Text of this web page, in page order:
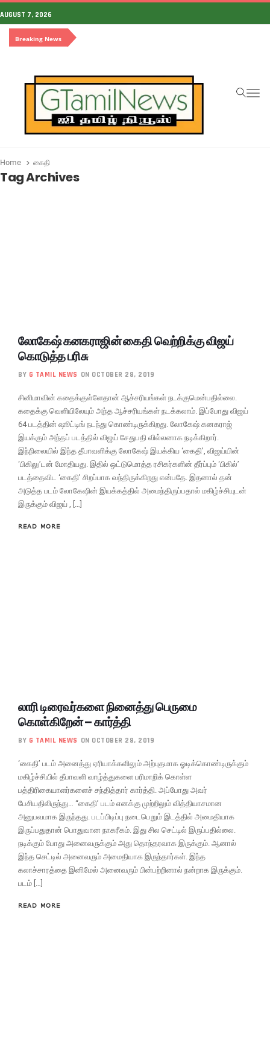
AUGUST 7, 2026
Breaking News
Home கைதி
Tag Archives
லோகேஷ் கனகராஜின் கைதி வெற்றிக்கு விஜய்
கொடுத்த பரிசு
BY G TAMIL NEWS ON OCTOBER 28, 2019
சினிமாவின் கதைக்குள்ளேதான் ஆச்சரியங்கள் நடக்குமென்பதில்லை.
கதைக்கு வெளியிலேயும் அந்த ஆச்சரியங்கள் நடக்கலாம். இப்போது விஜய்
64 படத்தின் ஷூட்டிங் நடந்து கொண்டிருக்கிறது. லோகேஷ் கனகராஜ்
இயக்கும் அந்தப் படத்தில் விஜய் சேதுபதி வில்லனாக நடிக்கிறார்.
இந்நிலையில் இந்த தீபாவளிக்கு லோகேஷ் இயக்கிய ‘கைதி’, விஜய்யின்
‘பிகிலு’டன் மோதியது. இதில் ஒட்டுமொத்த ரசிகர்களின் தீர்ப்பும் ‘பிகில்’
படத்தைவிட ‘கைதி’ சிறப்பாக வந்திருக்கிறது என்பதே. இதனால் தன்
அடுத்த படம் லோகேஷின் இயக்கத்தில் அமைந்திருப்பதால் மகிழ்ச்சியுடன்
இருக்கும் விஜய் , […]
READ MORE
லாரி டிரைவர்களை நினைத்து பெருமை
கொள்கிறேன் – கார்த்தி
BY G TAMIL NEWS ON OCTOBER 28, 2019
‘கைதி’ படம் அனைத்து ஏரியாக்களிலும் அற்புதமாக ஓடிக்கொண்டிருக்கும்
மகிழ்ச்சியில் தீபாவளி வாழ்த்துகளை பரிமாறிக் கொள்ள
பத்திரிகையாளர்களைச் சந்தித்தார் கார்த்தி. அப்போது அவர்
பேசியதிலிருந்து… “கைதி’ படம் எனக்கு முற்றிலும் வித்தியாசமான
அனுபவமாக இருந்தது. படப்பிடிப்பு நடைபெறும் இடத்தில் அமைதியாக
இருப்பதுதான் பொதுவான நாகரீகம். இது சில செட்டில் இருப்பதில்லை.
நடிக்கும் போது அனைவருக்கும் அது தொந்தரவாக இருக்கும். ஆனால்
இந்த செட்டில் அனைவரும் அமைதியாக இருந்தார்கள். இந்த
கலாச்சாரத்தை இனிமேல் அனைவரும் பின்பற்றினால் நன்றாக இருக்கும்.
படம் […]
READ MORE